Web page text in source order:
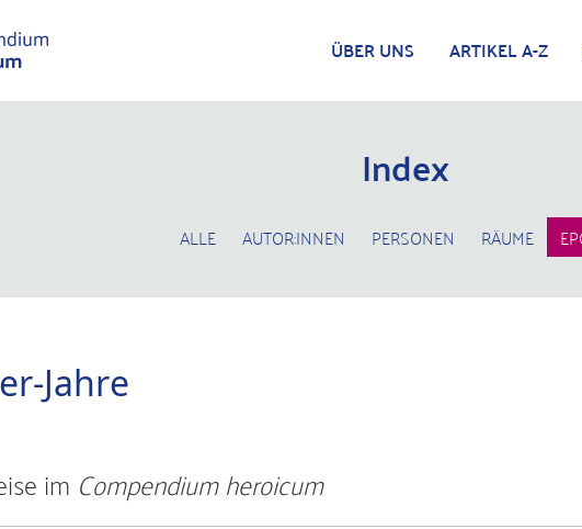
ÜBER UNS ARTIKEL A-Z
Index
ALLE AUTOR:INNEN PERSONEN RÄUME
Jahre
im Compendium heroicum